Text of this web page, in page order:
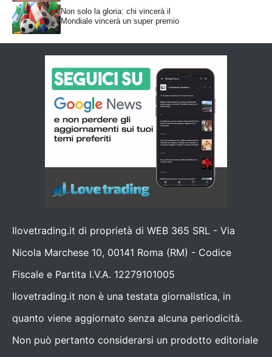
Non solo la gloria: chi vincerà il
Mondiale vincerà un super premio
Ilovetrading.it di proprietà di WEB 365 SRL - Via
Nicola Marchese 10, 00141 Roma (RM) - Codice
Fiscale e Partita I.V.A. 12279101005
Ilovetrading.it non è una testata giornalistica, in
quanto viene aggiornato senza alcuna periodicità.
Non può pertanto considerarsi un prodotto editoriale